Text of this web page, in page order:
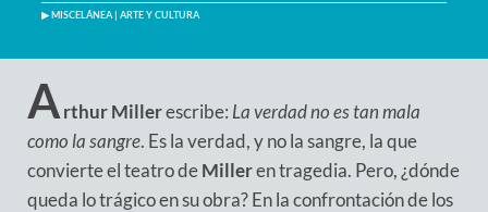
▶MISCELÁNEA | ARTE Y CULTURA
Arthur Millerescribe: La verdad no es tan mala
como la sangre. Es la verdad, y no la sangre, la que
convierte el teatro deMilleren tragedia. Pero, ¿dónde
queda lo trágico en su obra? En la confrontación de los